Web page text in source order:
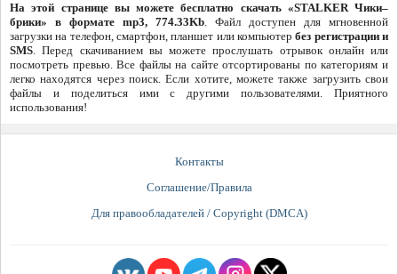
На этой странице вы можете бесплатно скачать «STALKER Чики–
брики» в формате mp3, 774.33Kb. Файл доступен для мгновенной
загрузки на телефон, смартфон, планшет или компьютербез регистрации и
SMS. Перед скачиванием вы можете прослушать отрывок онлайн или
посмотреть превью. Все файлы на сайте отсортированы по категориям и
легко находятся через поиск. Если хотите, можете также загрузить свои
файлы и поделиться ими с другими пользователями. Приятного
использования!
Контакты
Соглашение/Правила
Для правообладателей / Copyright (DMCA)